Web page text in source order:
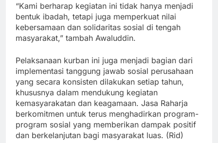
“Kami berharap kegiatan ini tidak hanya menjadi
bentuk ibadah, tetapi juga memperkuat nilai
kebersamaan dan solidaritas sosial di tengah
masyarakat,” tambah Awaluddin.
Pelaksanaan kurban ini juga menjadi bagian dari
implementasi tanggung jawab sosial perusahaan
yang secara konsisten dilakukan setiap tahun,
khususnya dalam mendukung kegiatan
kemasyarakatan dan keagamaan. Jasa Raharja
berkomitmen untuk terus menghadirkan program-
program sosial yang memberikan dampak positif
dan berkelanjutan bagi masyarakat luas. (Rid)